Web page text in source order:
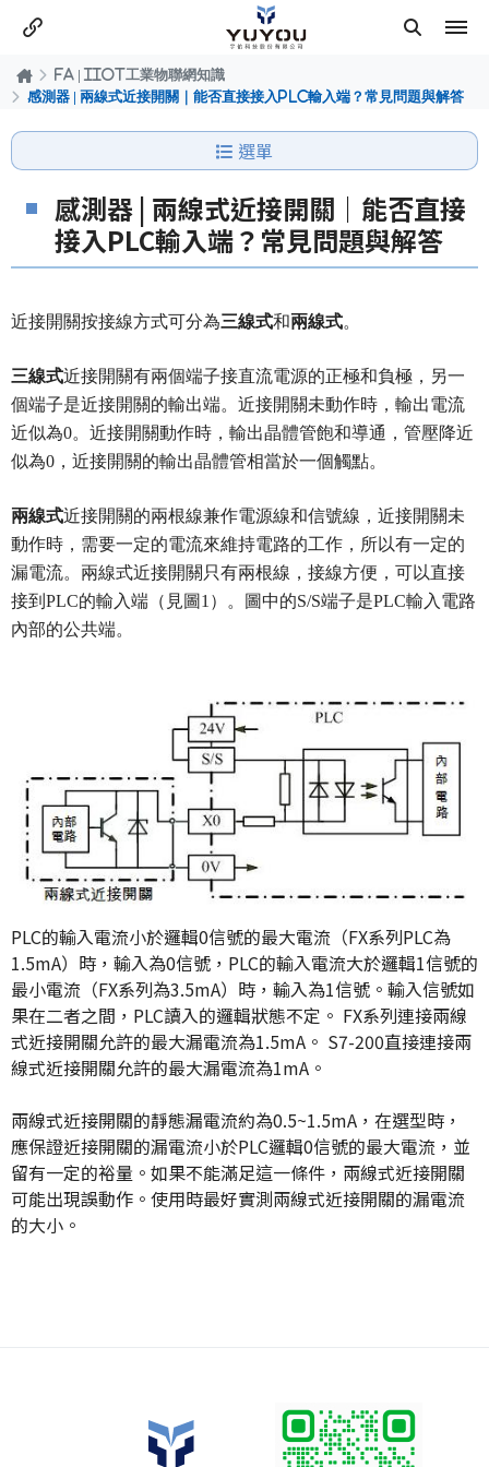
FA | IIOT工業物聯網知識
感測器 | 兩線式近接開關｜能否直接接入PLC輸入端？常見問題與解答
選單
感測器 | 兩線式近接開關｜能否直接
接入PLC輸入端？常見問題與解答
近接開關按接線方式可分為三線式和兩線式。
三線式近接開關有兩個端子接直流電源的正極和負極，另一
個端子是近接開關的輸出端。近接開關未動作時，輸出電流
近似為0。近接開關動作時，輸出晶體管飽和導通，管壓降近
似為0，近接開關的輸出晶體管相當於一個觸點。
兩線式近接開關的兩根線兼作電源線和信號線，近接開關未
動作時，需要一定的電流來維持電路的工作，所以有一定的
漏電流。兩線式近接開關只有兩根線，接線方便，可以直接
接到PLC的輸入端（見圖1）。圖中的S/S端子是PLC輸入電路
內部的公共端。
PLC的輸入電流小於邏輯0信號的最大電流（FX系列PLC為
1.5mA）時，輸入為0信號，PLC的輸入電流大於邏輯1信號的
最小電流（FX系列為3.5mA）時，輸入為1信號。輸入信號如
果在二者之間，PLC讀入的邏輯狀態不定。 FX系列連接兩線
式近接開關允許的最大漏電流為1.5mA。 S7-200直接連接兩
線式近接開關允許的最大漏電流為1mA。
兩線式近接開關的靜態漏電流約為0.5~1.5mA，在選型時，
應保證近接開關的漏電流小於PLC邏輯0信號的最大電流，並
留有一定的裕量。如果不能滿足這一條件，兩線式近接開關
可能出現誤動作。使用時最好實測兩線式近接開關的漏電流
的大小。